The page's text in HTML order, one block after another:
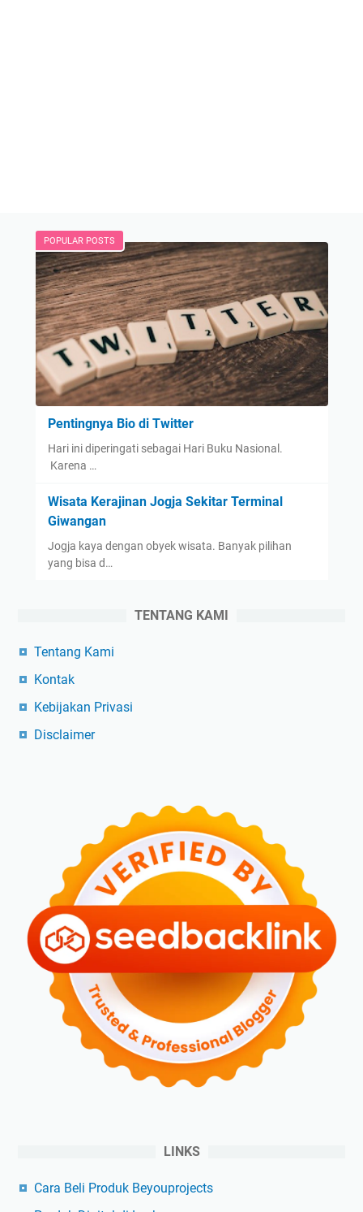
POPULAR POSTS
Pentingnya Bio di Twitter
Hari ini diperingati sebagai Hari Buku Nasional.
Karena …
Wisata Kerajinan Jogja Sekitar Terminal
Giwangan
Jogja kaya dengan obyek wisata. Banyak pilihan
yang bisa d…
TENTANG KAMI
Tentang Kami
Kontak
Kebijakan Privasi
Disclaimer
LINKS
Cara Beli Produk Beyouprojects